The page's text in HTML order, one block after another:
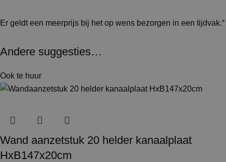
Er geldt een meerprijs bij het op wens bezorgen in een tijdvak.“
Andere suggesties…
Ook te huur
Wand aanzetstuk 20 helder kanaalplaat
HxB147x20cm